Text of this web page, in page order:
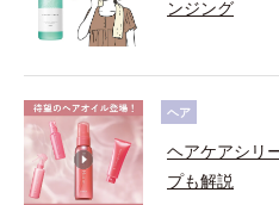
ンジング
ヘア
ヘアケアシリ
プも解説